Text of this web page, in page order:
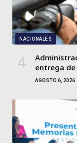
NACIONALES
entrega
AGOSTO 6, 2026